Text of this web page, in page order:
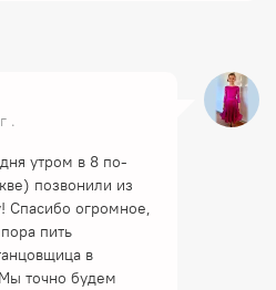
.
утром в 8 по-
позвонили из
Спасибо огромное,
пить
в
точно будем